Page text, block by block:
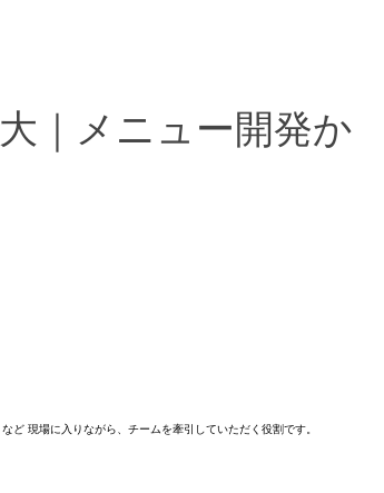
｜メニュー開発か
現場に入りながら、チームを牽引していただく役割です。